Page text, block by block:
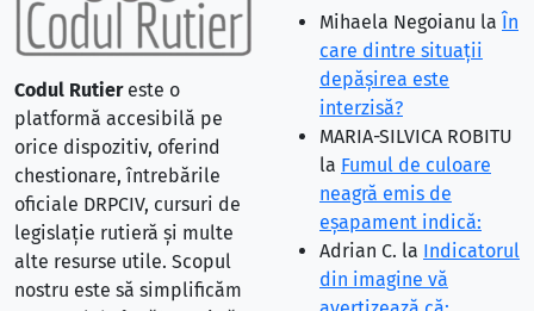
Codul Rutiereste o
platformă accesibilă pe
orice dispozitiv, oferind
chestionare, întrebările
oficiale DRPCIV, cursuri de
legislație rutieră și multe
alte resurse utile. Scopul
nostru este să simplificăm
Mihaela Negoianu la În
care dintre situaţii
depăşirea este
interzisă?
MARIA-SILVICA ROBITU
la Fumul de culoare
neagră emis de
eşapament indică:
Adrian C. la Indicatorul
din imagine vă